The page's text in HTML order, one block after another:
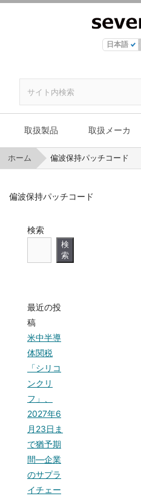
日本語
取扱製品 取扱メーカ
ホーム 偏波保持パッチコード
偏波保持パッチコード
検索
検
索
最近の投
稿
米中半導
体関税
「シリコ
ンクリ
フ」、
2027年6
月23日ま
で猶予期
間—企業
のサプラ
イチェー